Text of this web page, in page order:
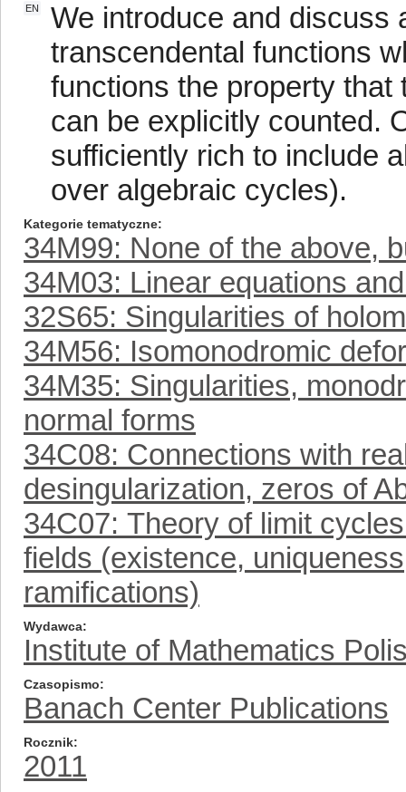
EN
We introduce and discuss
transcendental functions
functions the property
can be explicitly counted.
sufficiently rich to include
over algebraic cycles).
Kategorie tematyczne
34M99: None of the above,
34M03: Linear equations
32S65: Singularities of
34M56: Isomonodromic
34M35: Singularities,
normal forms
34C08: Connections with
desingularization, zeros of
34C07: Theory of limit
fields (existence,
ramifications)
Wydawca
Institute of Mathematics
Czasopismo
Banach Center Publications
Rocznik
2011